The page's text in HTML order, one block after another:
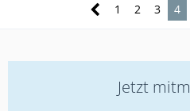
1 2 3 4
Jetzt